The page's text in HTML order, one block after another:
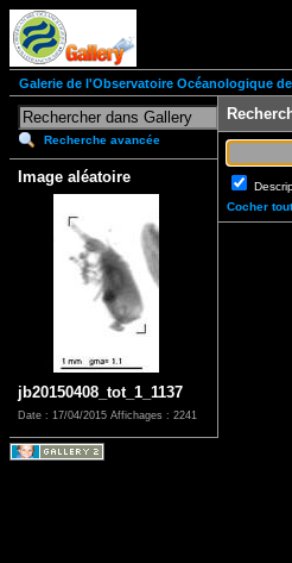
Galerie de l'Observatoire Océanologique
Recherche avancée
Image aléatoire
jb20150408_tot_1_1137
Date : 17/04/2015 Affichages : 2241
Cocher tout